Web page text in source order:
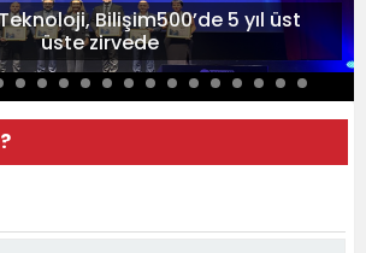
Bilişim500’de 5 yıl üst
üste zirvede